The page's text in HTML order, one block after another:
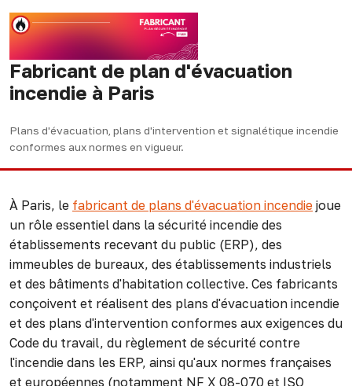
Fabricant de plan d'évacuation
incendie à Paris
Plans d'évacuation, plans d'intervention et signalétique incendie
conformes aux normes en vigueur.
À Paris, le fabricant de plans d'évacuation incendie joue
un rôle essentiel dans la sécurité incendie des
établissements recevant du public (ERP), des
immeubles de bureaux, des établissements industriels
et des bâtiments d'habitation collective. Ces fabricants
conçoivent et réalisent des plans d'évacuation incendie
et des plans d'intervention conformes aux exigences du
Code du travail, du règlement de sécurité contre
l'incendie dans les ERP, ainsi qu'aux normes françaises
et européennes (notamment NF X 08-070 et ISO